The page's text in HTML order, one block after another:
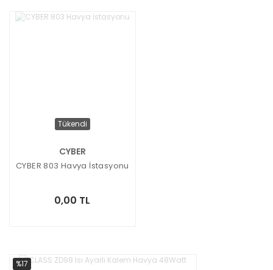
Tükendi
CYBER
CYBER 803 Havya İstasyonu
0,00 TL
%17